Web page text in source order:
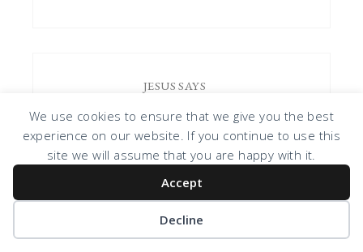
We use cookies to ensure that we give you the best
experience on our website. If you continue to use this
site we will assume that you are happy with it.
Accept
Decline
JESUS SAYS
Solo le agregue un toquecito de
celery a la cebolla picada y me